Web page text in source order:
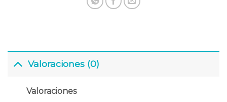
Valoraciones (0)
Valoraciones